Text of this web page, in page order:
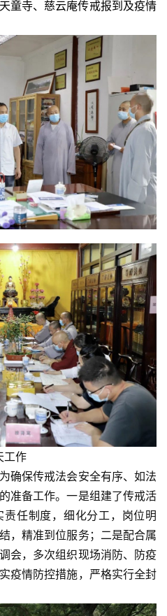
工作
确保传戒法会安全有序、如法
准备工作。一是组建了传戒活
任制度，细化分工，岗位明
，精准到位服务；二是配合属
会，多次组织现场消防、防疫
疫情防控措施，严格实行全封